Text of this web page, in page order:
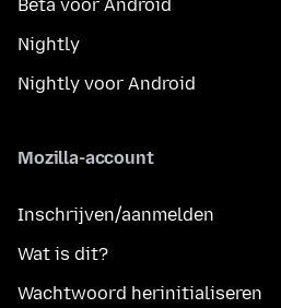
Beta voor Android
Nightly
Nightly voor Android
Mozilla-account
Inschrijven/aanmelden
Wat is dit?
Wachtwoord herinitialiseren